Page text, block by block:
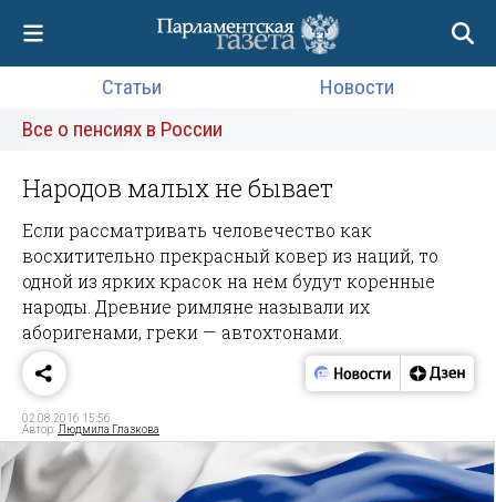
Статьи
Новости
Все о пенсиях в России
Народов малых не бывает
Если рассматривать человечество как
восхитительно прекрасный ковер из наций, то
одной из ярких красок на нем будут коренные
народы. Древние римляне называли их
аборигенами, греки — автохтонами.
02.08.2016 15:56
Автор: Людмила Глазкова